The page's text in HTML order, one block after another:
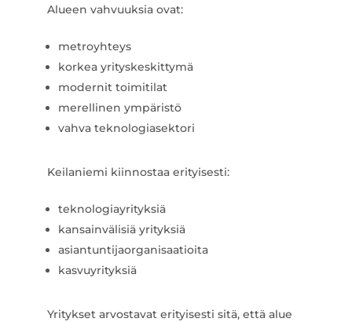
Alueen vahvuuksia ovat:
metroyhteys
korkea yrityskeskittymä
modernit toimitilat
merellinen ympäristö
vahva teknologiasektori
Keilaniemi kiinnostaa erityisesti:
teknologiayrityksiä
kansainvälisiä yrityksiä
asiantuntijaorganisaatioita
kasvuyrityksiä
Yritykset arvostavat erityisesti sitä, että alue